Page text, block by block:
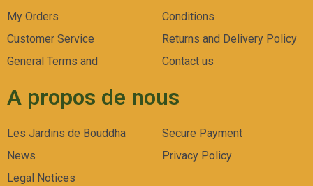
My Orders
Customer Service
General Terms and
Conditions
Returns and Delivery Policy
Contact us
A propos de nous
Les Jardins de Bouddha
News
Legal Notices
Secure Payment
Privacy Policy